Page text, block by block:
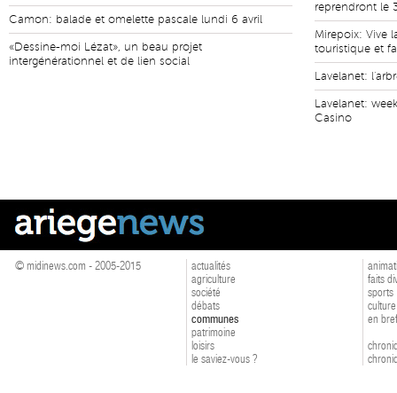
Camon: balade et omelette pascale lundi 6 avril
«Dessine-moi Lézat», un beau projet
intergénérationnel et de lien social
reprendront le
Mirepoix: Vive
touristique et
Lavelanet:
Lavelanet:
Casino
© midinews.com - 2005-2015
actualités
agriculture
société
débats
communes
patrimoine
loisirs
le saviez-vous ?
faits
sports
culture
en bref